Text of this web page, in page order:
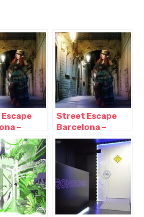
–
room al
–
Street Escape
Barcelona –
Escape room al
aire libre,
Barcelona –
Cataluña